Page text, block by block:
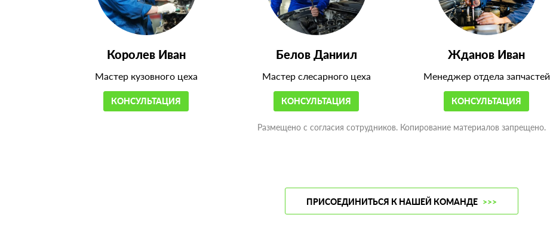
Королев Иван
Мастер кузовного цеха
КОНСУЛЬТАЦИЯ
Белов Даниил
Мастер слесарного цеха
КОНСУЛЬТАЦИЯ
Жданов Иван
Менеджер отдела запчастей
КОНСУЛЬТАЦИЯ
Размещено с согласия сотрудников. Копирование материалов запрещено.
ПРИСОЕДИНИТЬСЯ К НАШЕЙ КОМАНДЕ >>>